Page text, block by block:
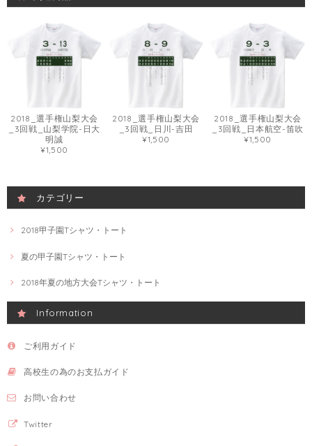
2018_選手権山梨大会
_3回戦_山梨学院-日大
明誠
¥1,500
2018_選手権山梨大会
_3回戦_日川-吉田
¥1,500
2018_選手権山梨大会
_3回戦_日本航空-笛吹
¥1,500
カテゴリー
2018甲子園Tシャツ・トート
夏の甲子園Tシャツ・トート
2018年夏の地方大会Tシャツ・トート
Information
ご利用ガイド
高校生の為のお支払ガイド
お問い合わせ
Twitter